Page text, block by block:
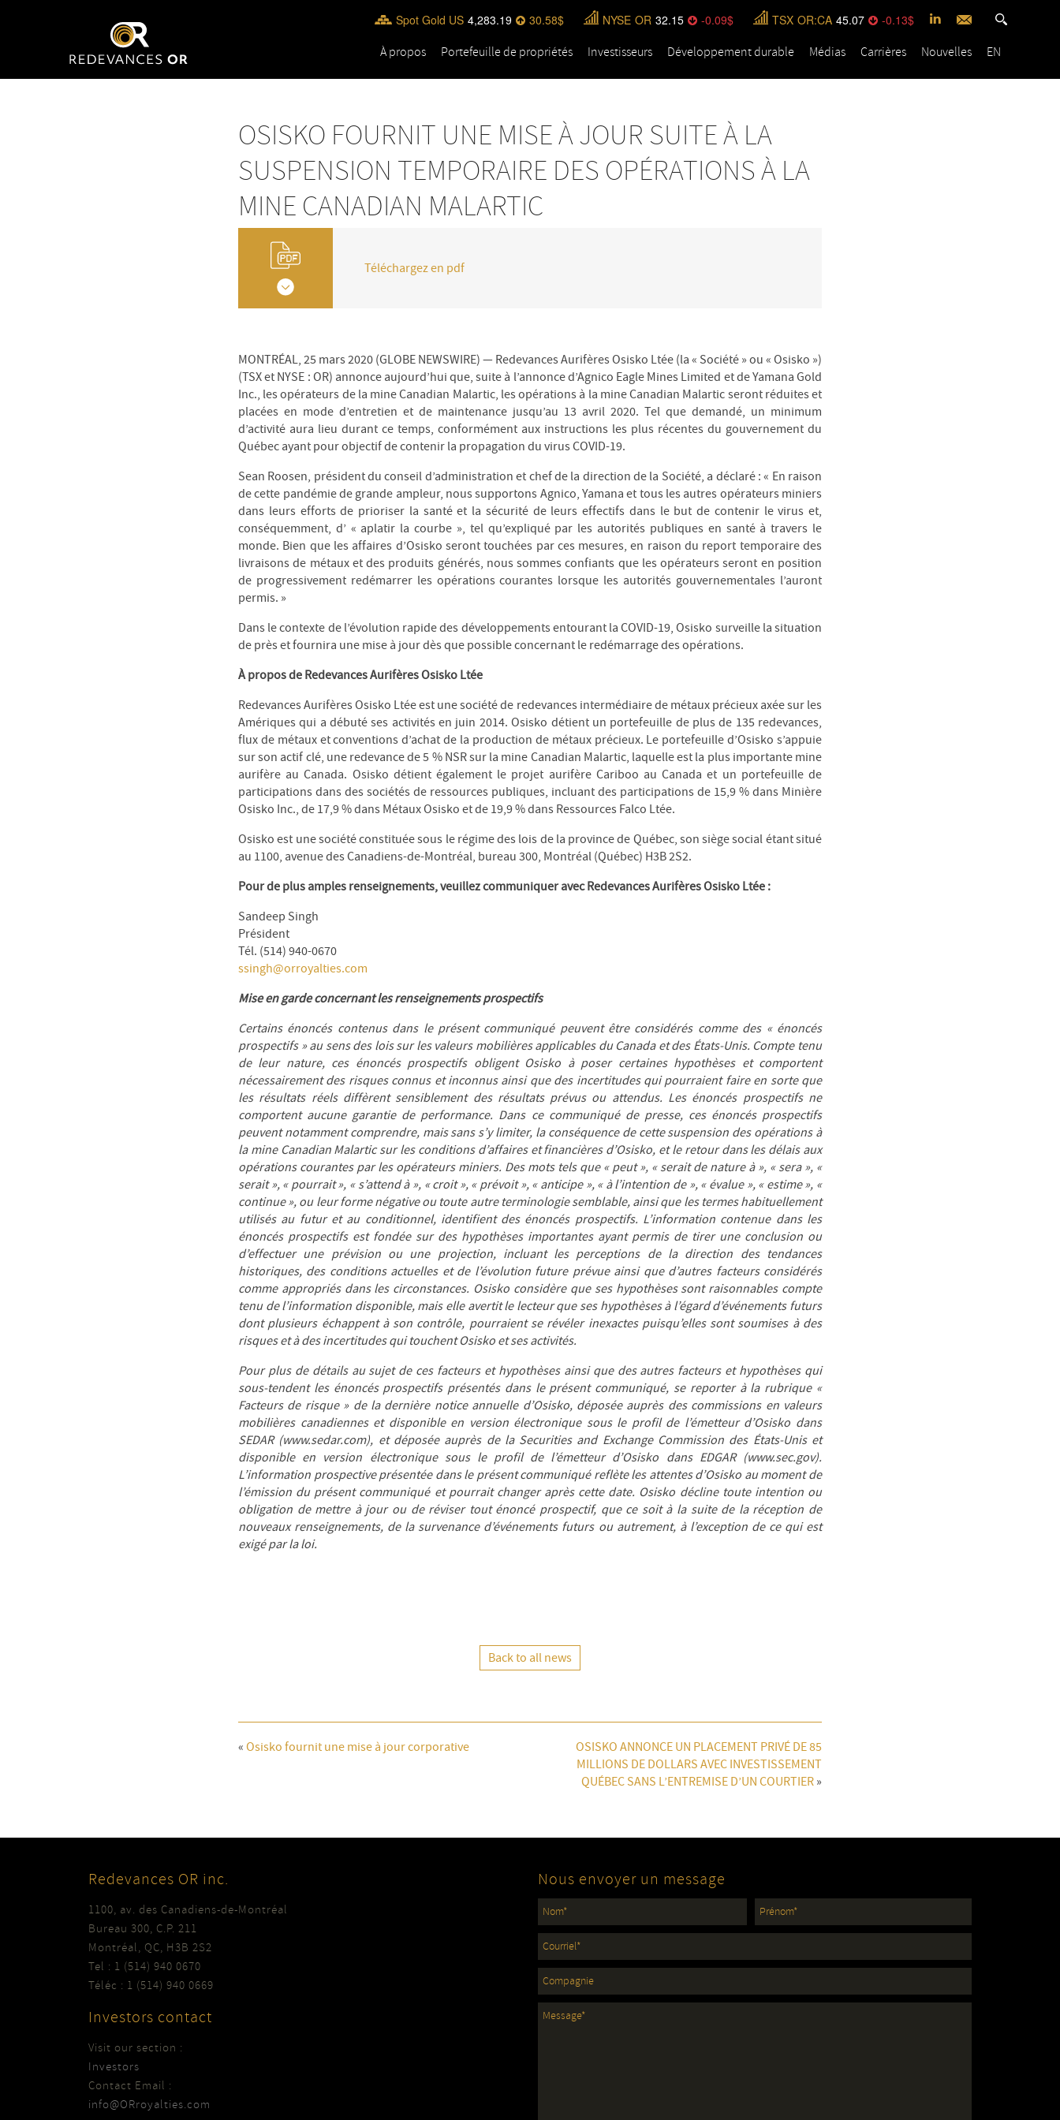
Spot Gold US 4,283.19 30.58 NYSE OR 32.15 -0.09 TSX OR:CA 45.07 -0.13
À propos Portefeuille de propriétés Investisseurs Développement durable Médias Carrières Nouvelles EN
OSISKO FOURNIT UNE MISE À JOUR SUITE À LA
SUSPENSION TEMPORAIRE DES OPÉRATIONS À LA
MINE CANADIAN MALARTIC
Téléchargez en pdf
MONTRÉAL, 25 mars 2020 (GLOBE NEWSWIRE) — Redevances Aurifères Osisko Ltée (la « Société » ou « Osisko »)
(TSX et NYSE : OR) annonce aujourd’hui que, suite à l’annonce d’Agnico Eagle Mines Limited et de Yamana Gold
Inc., les opérateurs de la mine Canadian Malartic, les opérations à la mine Canadian Malartic seront réduites et
placées en mode d’entretien et de maintenance jusqu’au 13 avril 2020. Tel que demandé, un minimum
d’activité aura lieu durant ce temps, conformément aux instructions les plus récentes du gouvernement du
Québec ayant pour objectif de contenir la propagation du virus COVID-19.
Sean Roosen, président du conseil d’administration et chef de la direction de la Société, a déclaré : « En raison
de cette pandémie de grande ampleur, nous supportons Agnico, Yamana et tous les autres opérateurs miniers
dans leurs efforts de prioriser la santé et la sécurité de leurs effectifs dans le but de contenir le virus et,
conséquemment, d’ « aplatir la courbe », tel qu’expliqué par les autorités publiques en santé à travers le
monde. Bien que les affaires d’Osisko seront touchées par ces mesures, en raison du report temporaire des
livraisons de métaux et des produits générés, nous sommes confiants que les opérateurs seront en position
de progressivement redémarrer les opérations courantes lorsque les autorités gouvernementales l’auront
permis. »
Dans le contexte de l’évolution rapide des développements entourant la COVID-19, Osisko surveille la situation
de près et fournira une mise à jour dès que possible concernant le redémarrage des opérations.
À propos de Redevances Aurifères Osisko Ltée
Redevances Aurifères Osisko Ltée est une société de redevances intermédiaire de métaux précieux axée sur les
Amériques qui a débuté ses activités en juin 2014. Osisko détient un portefeuille de plus de 135 redevances,
flux de métaux et conventions d’achat de la production de métaux précieux. Le portefeuille d’Osisko s’appuie
sur son actif clé, une redevance de 5 % NSR sur la mine Canadian Malartic, laquelle est la plus importante mine
aurifère au Canada. Osisko détient également le projet aurifère Cariboo au Canada et un portefeuille de
participations dans des sociétés de ressources publiques, incluant des participations de 15,9 % dans Minière
Osisko Inc., de 17,9 % dans Métaux Osisko et de 19,9 % dans Ressources Falco Ltée.
Osisko est une société constituée sous le régime des lois de la province de Québec, son siège social étant situé
au 1100, avenue des Canadiens-de-Montréal, bureau 300, Montréal (Québec) H3B 2S2.
Pour de plus amples renseignements, veuillez communiquer avec Redevances Aurifères Osisko Ltée :
Sandeep Singh
Président
Tél. (514) 940-0670
ssingh@orroyalties.com
Mise en garde concernant les renseignements prospectifs
Certains énoncés contenus dans le présent communiqué peuvent être considérés comme des « énoncés
prospectifs » au sens des lois sur les valeurs mobilières applicables du Canada et des États-Unis. Compte tenu
de leur nature, ces énoncés prospectifs obligent Osisko à poser certaines hypothèses et comportent
nécessairement des risques connus et inconnus ainsi que des incertitudes qui pourraient faire en sorte que
les résultats réels diffèrent sensiblement des résultats prévus ou attendus. Les énoncés prospectifs ne
comportent aucune garantie de performance. Dans ce communiqué de presse, ces énoncés prospectifs
peuvent notamment comprendre, mais sans s’y limiter, la conséquence de cette suspension des opérations à
la mine Canadian Malartic sur les conditions d’affaires et financières d’Osisko, et le retour dans les délais aux
opérations courantes par les opérateurs miniers. Des mots tels que « peut », « serait de nature à », « sera », «
serait », « pourrait », « s’attend à », « croit », « prévoit », « anticipe », « à l’intention de », « évalue », « estime », «
continue », ou leur forme négative ou toute autre terminologie semblable, ainsi que les termes habituellement
utilisés au futur et au conditionnel, identifient des énoncés prospectifs. L’information contenue dans les
énoncés prospectifs est fondée sur des hypothèses importantes ayant permis de tirer une conclusion ou
d’effectuer une prévision ou une projection, incluant les perceptions de la direction des tendances
historiques, des conditions actuelles et de l’évolution future prévue ainsi que d’autres facteurs considérés
comme appropriés dans les circonstances. Osisko considère que ses hypothèses sont raisonnables compte
tenu de l’information disponible, mais elle avertit le lecteur que ses hypothèses à l’égard d’événements futurs
dont plusieurs échappent à son contrôle, pourraient se révéler inexactes puisqu’elles sont soumises à des
risques et à des incertitudes qui touchent Osisko et ses activités.
Pour plus de détails au sujet de ces facteurs et hypothèses ainsi que des autres facteurs et hypothèses qui
sous-tendent les énoncés prospectifs présentés dans le présent communiqué, se reporter à la rubrique «
Facteurs de risque » de la dernière notice annuelle d’Osisko, déposée auprès des commissions en valeurs
mobilières canadiennes et disponible en version électronique sous le profil de l’émetteur d’Osisko dans
SEDAR (www.sedar.com), et déposée auprès de la Securities and Exchange Commission des États-Unis et
disponible en version électronique sous le profil de l’émetteur d’Osisko dans EDGAR (www.sec.gov).
L’information prospective présentée dans le présent communiqué reflète les attentes d’Osisko au moment de
l’émission du présent communiqué et pourrait changer après cette date. Osisko décline toute intention ou
obligation de mettre à jour ou de réviser tout énoncé prospectif, que ce soit à la suite de la réception de
nouveaux renseignements, de la survenance d’événements futurs ou autrement, à l’exception de ce qui est
exigé par la loi.
Back to all news
« Osisko fournit une mise à jour corporative
OSISKO ANNONCE UN PLACEMENT PRIVÉ DE 85
MILLIONS DE DOLLARS AVEC INVESTISSEMENT
QUÉBEC SANS L’ENTREMISE D’UN COURTIER »
Redevances OR inc.
1100, av. des Canadiens-de-Montréal
Bureau 300, C.P. 211
Montréal, QC, H3B 2S2
Tel : 1 (514) 940 0670
Téléc : 1 (514) 940 0669
Investors contact
Visit our section :
Investors
Contact Email :
info@ORroyalties.com
Nous envoyer un message